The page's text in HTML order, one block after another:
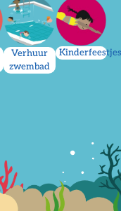
Verhuur
zwembad
Kinderfeestjes